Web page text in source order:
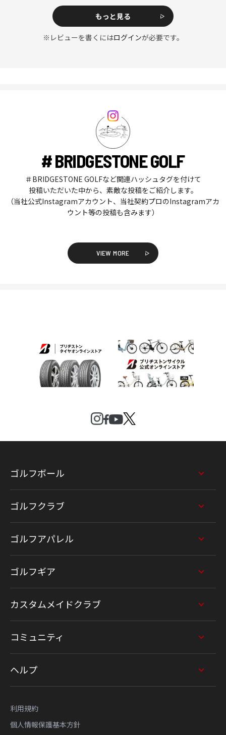
もっと見る
※レビューを書くにはログインが必要です。
# BRIDGESTONE GOLF
＃BRIDGESTONE GOLFなど関連ハッシュタグを付けて
投稿いただいた中から、素敵な投稿をご紹介します。
（当社公式Instagramアカウント、当社契約プロのInstagramアカ
ウント等の投稿も含みます）
VIEW MORE
ゴルフボール
ゴルフクラブ
ゴルフアパレル
ゴルフギア
カスタムメイドクラブ
コミュニティ
ヘルプ
利用規約
個人情報保護基本方針